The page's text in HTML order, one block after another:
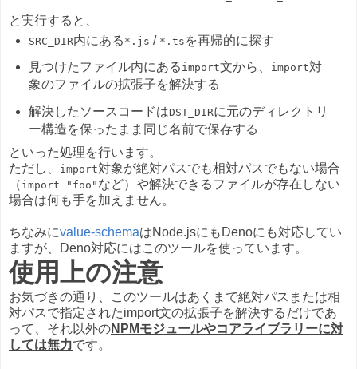
と実行すると、
SRC_DIR内にある *.js / *.ts を再帰的に探す
見つけたファイル内にある import文から、 import対
象のファイルの拡張子を解決する
解決したソースコードはDST_DIRに元のディレクトリ
ー構造を保ったまま同じ名前で保存する
といった処理を行います。
ただし、
import対象が絶対パスでも相対パスでもない場合
（ import "foo" など）や解決できるファイルが存在しない
場合は何も手を加えません。
ちなみにvalue-schemaはNode.jsにもDenoにも対応してい
ますが、Deno対応にはこのツールを使っています。
使用上の注意
お気づきの通り、このツールはあくまで絶対パスまたは相
対パスで指定されたimport文の拡張子を解決するだけであ
って、それ以外のNPMモジュールやコアライブラリーに対
しては無力です。